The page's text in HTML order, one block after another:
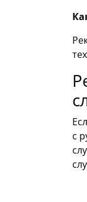
с